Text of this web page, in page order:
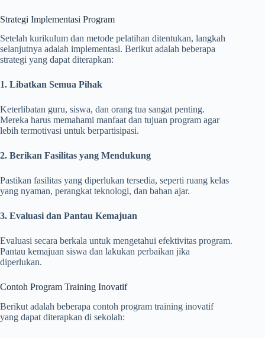
Strategi Implementasi Program
Setelah kurikulum dan metode pelatihan ditentukan, langkah
selanjutnya adalah implementasi. Berikut adalah beberapa
strategi yang dapat diterapkan:
1. Libatkan Semua Pihak
Keterlibatan guru, siswa, dan orang tua sangat penting.
Mereka harus memahami manfaat dan tujuan program agar
lebih termotivasi untuk berpartisipasi.
2. Berikan Fasilitas yang Mendukung
Pastikan fasilitas yang diperlukan tersedia, seperti ruang kelas
yang nyaman, perangkat teknologi, dan bahan ajar.
3. Evaluasi dan Pantau Kemajuan
Evaluasi secara berkala untuk mengetahui efektivitas program.
Pantau kemajuan siswa dan lakukan perbaikan jika
diperlukan.
Contoh Program Training Inovatif
Berikut adalah beberapa contoh program training inovatif
yang dapat diterapkan di sekolah: